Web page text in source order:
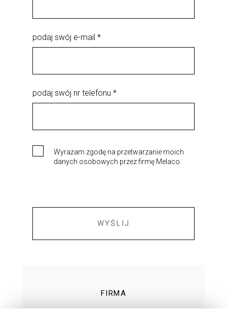
podaj swój e-mail *
podaj swój nr telefonu *
Wyrażam zgodę na przetwarzanie moich
danych osobowych przez firmę Melaco.
WYŚLIJ
FIRMA